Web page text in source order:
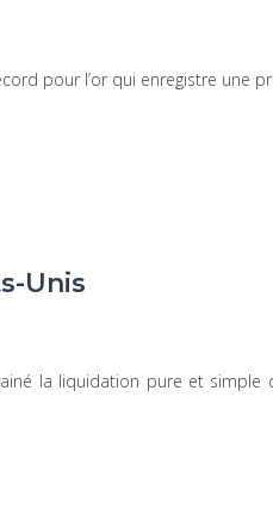
pour l’or qui enregistre une
Unis
la liquidation pure et simple